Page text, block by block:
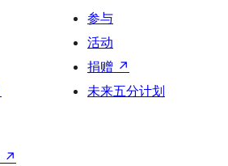
参与
活动
捐赠 ↗
未来五分计划
↗